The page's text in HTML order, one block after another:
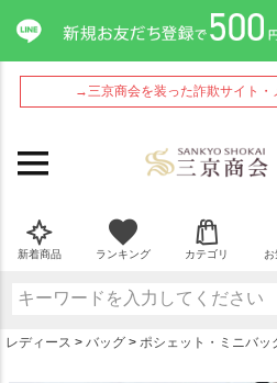
→三京商会を装った詐欺サイト・
新着商品 ランキング カテゴリ お
レディース バッグ ポシェット・ミニバッ